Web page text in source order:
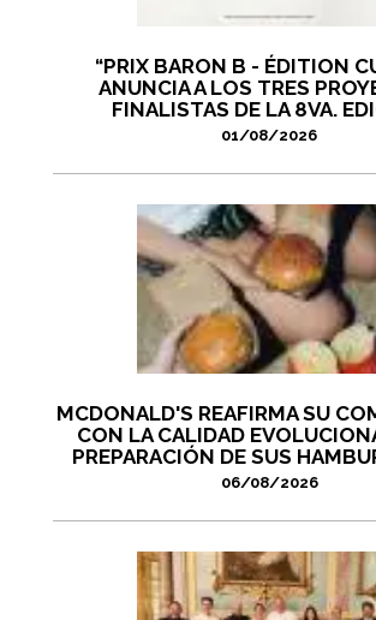
“PRIX BARON B - ÉDITION
ANUNCIA A LOS TRES
FINALISTAS DE LA 8VA.
01/08/2026
MCDONALD'S REAFIRMA SU
CON LA CALIDAD
PREPARACIÓN DE SUS
06/08/2026